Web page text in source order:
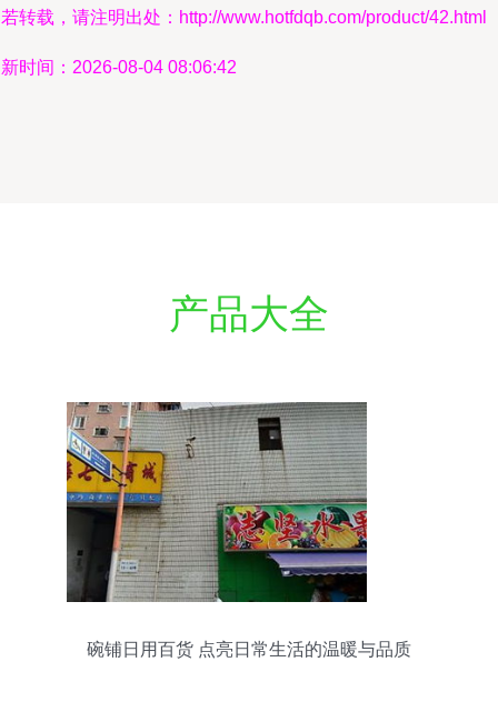
转载，请注明出处：http://www.hotfdqb.com/product/42.html
时间：2026-08-04 08:06:42
产品大全
碗铺日用百货 点亮日常生活的温暖与品质